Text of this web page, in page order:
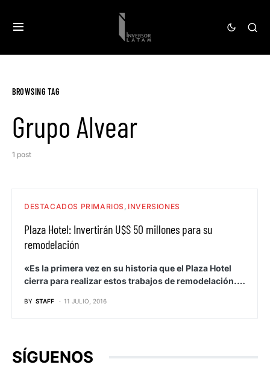
BROWSING TAG
Grupo Alvear
1 post
DESTACADOS PRIMARIOS INVERSIONES
Plaza Hotel: Invertirán U$S 50 millones para su
remodelación
«Es la primera vez en su historia que el Plaza Hotel
cierra para realizar estos trabajos de remodelación.…
BY STAFF 11 JULIO, 2016
SÍGUENOS